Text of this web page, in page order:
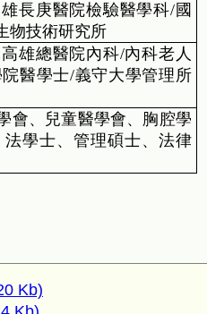
長庚醫院檢驗醫學科/ 國
物技術研究所
雄總醫院內科/內科老人
醫學士/義守大學管理所
會、兒童醫學會、胸腔學
法學士、管理碩士、法律
Kb)